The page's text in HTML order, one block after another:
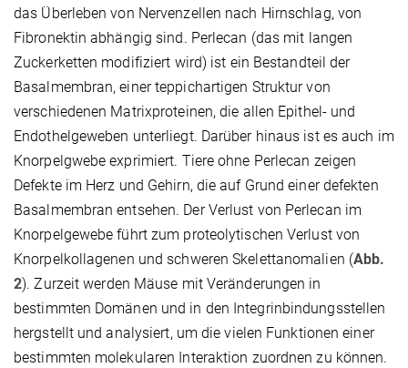
das Überleben von Nervenzellen nach Hirnschlag, von
Fibronektin abhängig sind. Perlecan (das mit langen
Zuckerketten modifiziert wird) ist ein Bestandteil der
Basalmembran, einer teppichartigen Struktur von
verschiedenen Matrixproteinen, die allen Epithel- und
Endothelgeweben unterliegt. Darüber hinaus ist es auch im
Knorpelgwebe exprimiert. Tiere ohne Perlecan zeigen
Defekte im Herz und Gehirn, die auf Grund einer defekten
Basalmembran entsehen. Der Verlust von Perlecan im
Knorpelgewebe führt zum proteolytischen Verlust von
Knorpelkollagenen und schweren Skelettanomalien (Abb.
2). Zurzeit werden Mäuse mit Veränderungen in
bestimmten Domänen und in den Integrinbindungsstellen
hergstellt und analysiert, um die vielen Funktionen einer
bestimmten molekularen Interaktion zuordnen zu können.